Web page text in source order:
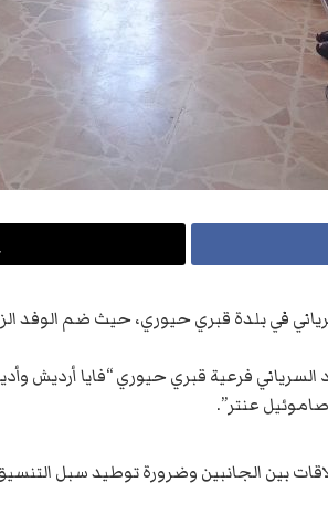
في بلدة قبري حيوري، حيث ضم الوفد
فرعية قبري حيوري “فايا أرديش
عنتر”.
بين الجانبين وضرورة توطيد سبل